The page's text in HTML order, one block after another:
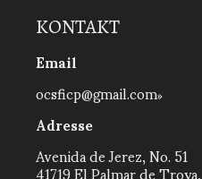
KONTAKT
Email
ocsficp@gmail.com
Adresse
Avenida de Jerez, No. 51